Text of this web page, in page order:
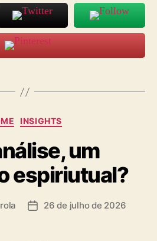
Categorias
INSIGHTS
um
espiriutual?
Data26 de julho de 2026